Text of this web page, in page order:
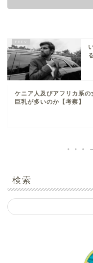
ケニア人及びアフリカ系の
巨乳が多いのか【考察】
検索